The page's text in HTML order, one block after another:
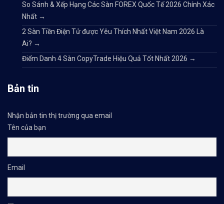
So Sánh & Xếp Hạng Các Sàn FOREX Quốc Tế 2026 Chính Xác
Nhất →
2 Sàn Tiền Điện Tử được Yêu Thích Nhất Việt Nam 2026 Là
Ai? →
Điểm Danh 4 Sàn CopyTrade Hiệu Quả Tốt Nhất 2026 →
Bản tin
Nhận bản tin thị trường qua email
Tên của bạn
Email